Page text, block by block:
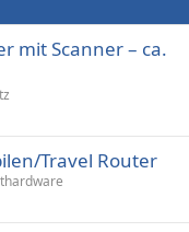
mit Scanner – ca.
Travel Router